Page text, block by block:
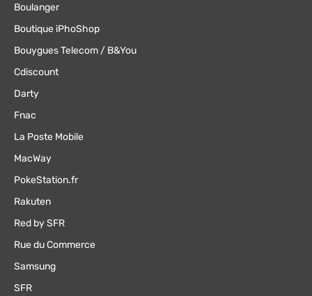
Boulanger
Boutique iPhoShop
Bouygues Telecom / B&You
Cdiscount
Darty
Fnac
La Poste Mobile
MacWay
PokeStation.fr
Rakuten
Red by SFR
Rue du Commerce
Samsung
SFR